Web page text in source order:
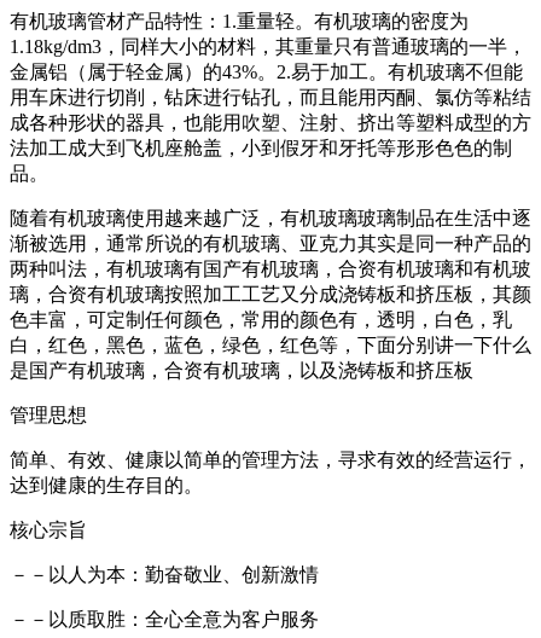
有机玻璃管材产品特性：1.重量轻。有机玻璃的密度为
1.18kg/dm3，同样大小的材料，其重量只有普通玻璃的一半，
金属铝（属于轻金属）的43%。2.易于加工。有机玻璃不但能
用车床进行切削，钻床进行钻孔，而且能用丙酮、氯仿等粘结
成各种形状的器具，也能用吹塑、注射、挤出等塑料成型的方
法加工成大到飞机座舱盖，小到假牙和牙托等形形色色的制
品。
随着有机玻璃使用越来越广泛，有机玻璃玻璃制品在生活中逐
渐被选用，通常所说的有机玻璃、亚克力其实是同一种产品的
两种叫法，有机玻璃有国产有机玻璃，合资有机玻璃和有机玻
璃，合资有机玻璃按照加工工艺又分成浇铸板和挤压板，其颜
色丰富，可定制任何颜色，常用的颜色有，透明，白色，乳
白，红色，黑色，蓝色，绿色，红色等，下面分别讲一下什么
是国产有机玻璃，合资有机玻璃，以及浇铸板和挤压板
管理思想
简单、有效、健康以简单的管理方法，寻求有效的经营运行，
达到健康的生存目的。
核心宗旨
－－以人为本：勤奋敬业、创新激情
－－以质取胜：全心全意为客户服务